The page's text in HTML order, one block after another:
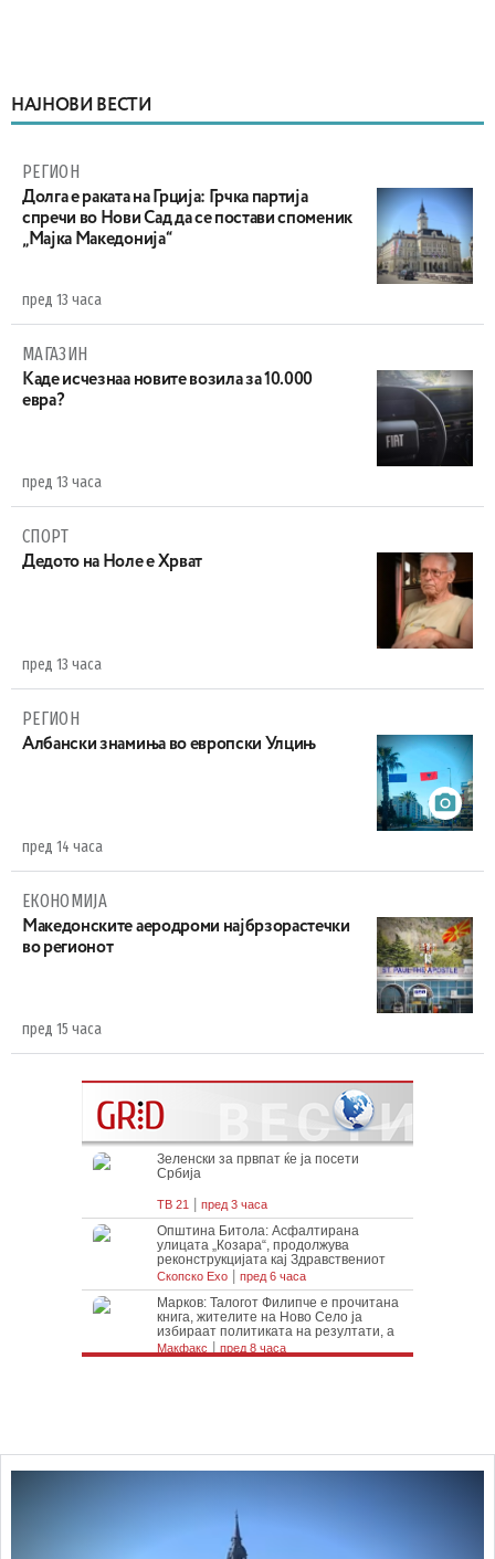
НАЈНОВИ ВЕСТИ
РЕГИОН
Долга е раката на Грција: Грчка партија
спречи во Нови Сад да се постави споменик
„Мајка Македонија“
пред 13 часа
МАГАЗИН
Каде исчезнаа новите возила за 10.000
евра?
пред 13 часа
СПОРТ
Дедото на Ноле е Хрват
пред 13 часа
РЕГИОН
Aлбански знамиња во европски Улцињ
пред 14 часа
ЕКОНОМИЈА
Maкедонските аеродроми најбрзорастечки
во регионот
пред 15 часа